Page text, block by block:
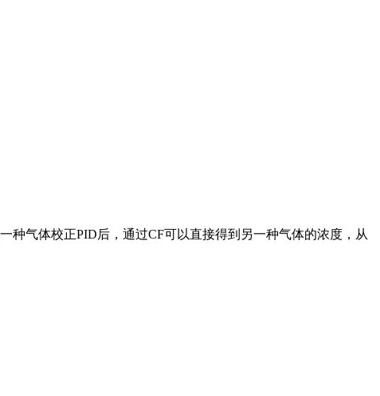
种气体校正PID后，通过CF可以直接得到另一种气体的浓度，从